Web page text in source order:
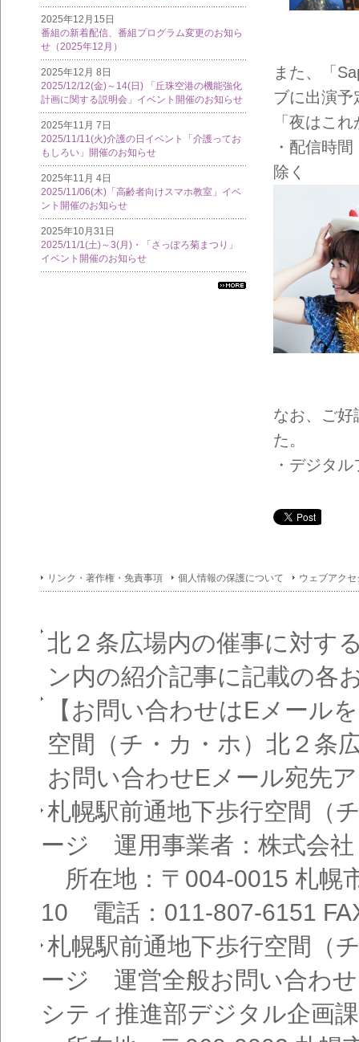
2025年12月15日
番組の新着配信、番組プログラム変更のお知ら
せ（2025年12月）
2025年12月 8日
2025/12/12(金)～14(日) 「丘珠空港の機能強化
計画に関する説明会」イベント開催のお知らせ
2025年11月 7日
2025/11/11(火)介護の日イベント「介護ってお
もしろい」開催のお知らせ
2025年11月 4日
2025/11/06(木)「高齢者向けスマホ教室」イベ
ント開催のお知らせ
2025年10月31日
2025/11/1(土)～3(月)・「さっぽろ菊まつり」
イベント開催のお知らせ
また、「
ブに出演
「夜はこ
・配信時
除く
なお、ご好
た。
・デジタ
リンク・著作権・免責事項 個人情報の保護について ウェブアク
北２条広場内の催事に対す
ン内の紹介記事に記載の各
【お問い合わせはEメール
空間（チ・カ・ホ）北２条
お問い合わせEメール宛先
札幌駅前通地下歩行空間（
ージ 運用事業者：株式会
所在地：〒004-0015 札幌
10 電話：011-807-6151
札幌駅前通地下歩行空間（
ージ 運営全般お問い合わ
シティ推進部デジタル企画課